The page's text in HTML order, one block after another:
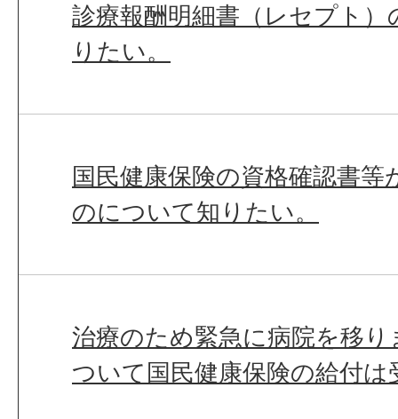
診療報酬明細書（レセプト
りたい。
国民健康保険の資格確認書
のについて知りたい。
治療のため緊急に病院を移
ついて国民健康保険の給付